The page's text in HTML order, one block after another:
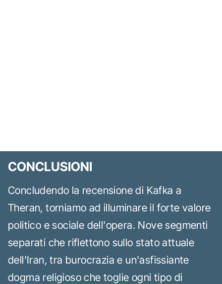
CONCLUSIONI
Concludendo la recensione di Kafka a
Theran, torniamo ad illuminare il forte valore
politico e sociale dell'opera. Nove segmenti
separati che riflettono sullo stato attuale
dell'Iran, tra burocrazia e un'asfissiante
dogma religioso che toglie ogni tipo di